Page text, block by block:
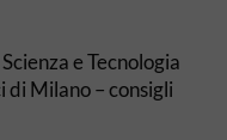
e Tecnologia
di Milano – consigli